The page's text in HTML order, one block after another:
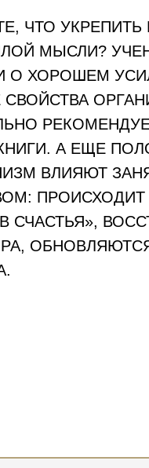
ЧТО
МЫСЛИ?
О ХОРОШЕМ
А ЕЩЕ
ВЛИЯЮТ
СЧАСТЬЯ»,